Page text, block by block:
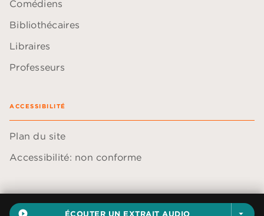
play_circle_filled ÉCOUTER UN EXTRAIT AUDIO arrow_drop_down
Comédiens
Bibliothécaires
Libraires
Professeurs
ACCESSIBILITÉ
Plan du site
Accessibilité: non conforme